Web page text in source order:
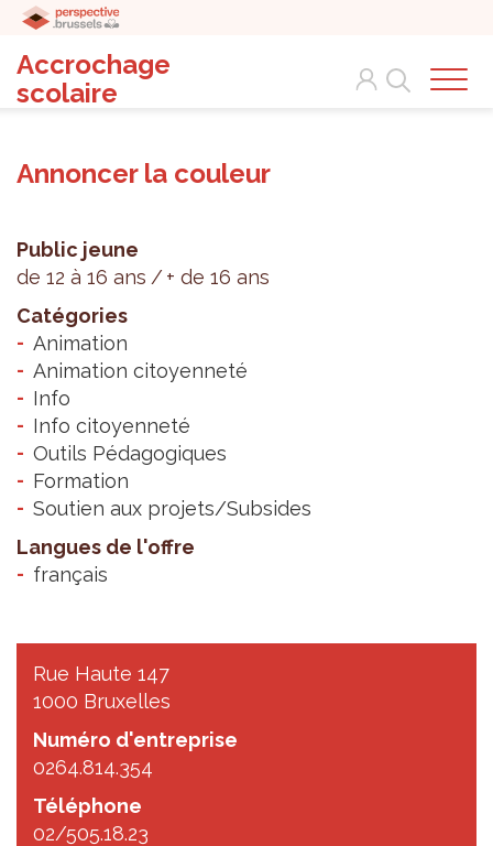
Accrochage
scolaire
Search
Annoncer la couleur
Public jeune
de 12 à 16 ans
+ de 16 ans
Catégories
Animation
Animation citoyenneté
Info
Info citoyenneté
Outils Pédagogiques
Formation
Soutien aux projets/Subsides
Langues de l'offre
français
Rue Haute 147
1000 Bruxelles
Numéro d'entreprise
0264.814.354
Téléphone
02/505.18.23